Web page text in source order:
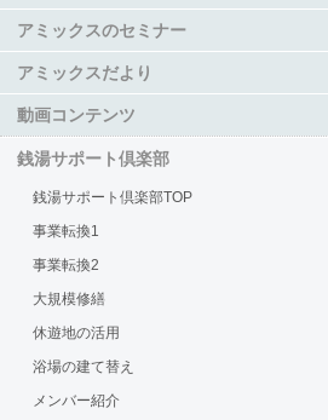
アミックスのセミナー
アミックスだより
動画コンテンツ
銭湯サポート倶楽部
銭湯サポート倶楽部TOP
事業転換1
事業転換2
大規模修繕
休遊地の活用
浴場の建て替え
メンバー紹介